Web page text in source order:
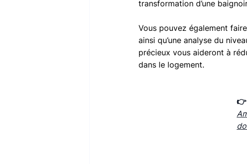
transformation d’une
Vous pouvez également
ainsi qu’une analyse du
précieux vous aideront à
dans le logement.
👉